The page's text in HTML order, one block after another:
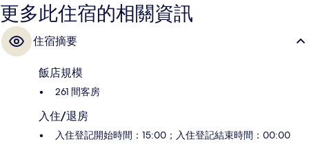
更多此住宿的相關資訊
住宿摘要
飯店規模
261 間客房
入住/退房
入住登記開始時間：15:00；入住登記結束時間：00:00